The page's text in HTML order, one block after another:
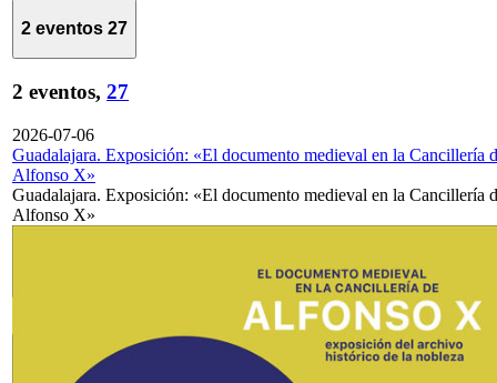
2 eventos 27
2 eventos, 27
2026-07-06
Guadalajara. Exposición: «El documento medieval en la Cancillería
Alfonso X»
Guadalajara. Exposición: «El documento medieval en la Cancillería
Alfonso X»